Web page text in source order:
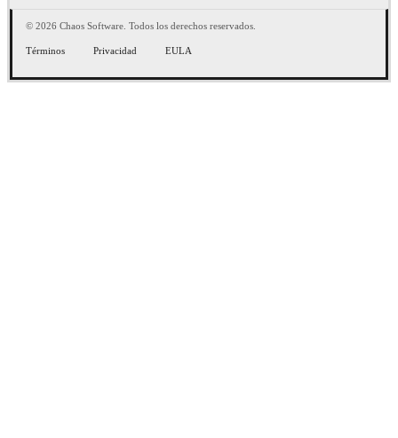
© 2026 Chaos Software. Todos los derechos reservados.
Términos Privacidad EULA